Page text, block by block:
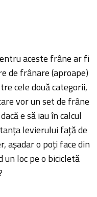
aceste frâne ar fi
de frânare (aproape)
cele două categorii,
vor un set de frâne
e să iau în calcul
levierului față de
așadar o poți face din
loc pe o bicicletă